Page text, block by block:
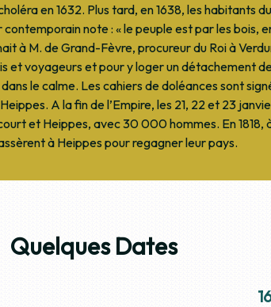
en 1632. Plus tard, en 1638, les habitants
note : « le peuple est par les bois,
à M. de Grand-Fèvre, procureur du Roi à
et voyageurs et pour y loger un détachement
le calme. Les cahiers de doléances sont
A la fin de l’Empire, les 21, 22 et 23
et Heippes, avec 30 000 hommes. En
à Heippes pour regagner leur pays.
Quelques Dates